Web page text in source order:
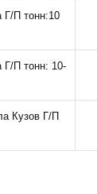
Г/П тонн:10
П тонн: 10-
Кузов Г/П